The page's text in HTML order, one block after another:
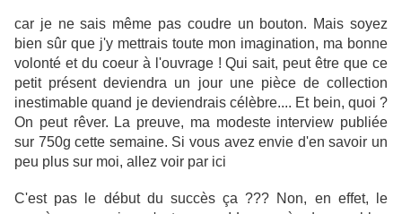
car je ne sais même pas coudre un bouton. Mais soyez
bien sûr que j'y mettrais toute mon imagination, ma bonne
volonté et du coeur à l'ouvrage ! Qui sait, peut être que ce
petit présent deviendra un jour une pièce de collection
inestimable quand je deviendrais célèbre.... Et bein, quoi ?
On peut rêver. La preuve, ma modeste interview publiée
sur 750g cette semaine. Si vous avez envie d'en savoir un
peu plus sur moi, allez voir par ici
C'est pas le début du succès ça ??? Non, en effet, le